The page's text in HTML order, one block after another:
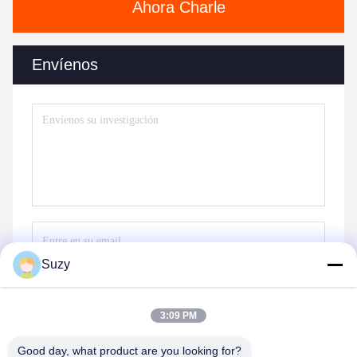
Ahora Charle
Envíenos
Envíe
Suzy
3:09 PM
Good day, what product are you looking for?